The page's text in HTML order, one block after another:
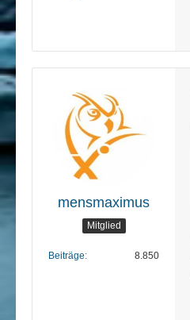
mensmaximus
Mitglied
Beiträge 8.850